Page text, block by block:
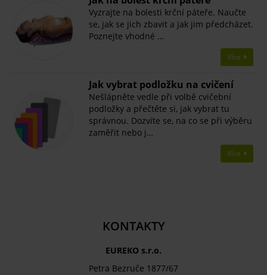
Vyzrajte na bolesti krční páteře. Naučte
se, jak se jich zbavit a jak jim předcházet.
Poznejte vhodné …
Více
Jak vybrat podložku na cvičení
Nešlápněte vedle při volbě cvičební
podložky a přečtěte si, jak vybrat tu
správnou. Dozvíte se, na co se při výběru
zaměřit nebo j…
Více
KONTAKTY
EUREKO s.r.o.
Petra Bezruče 1877/67